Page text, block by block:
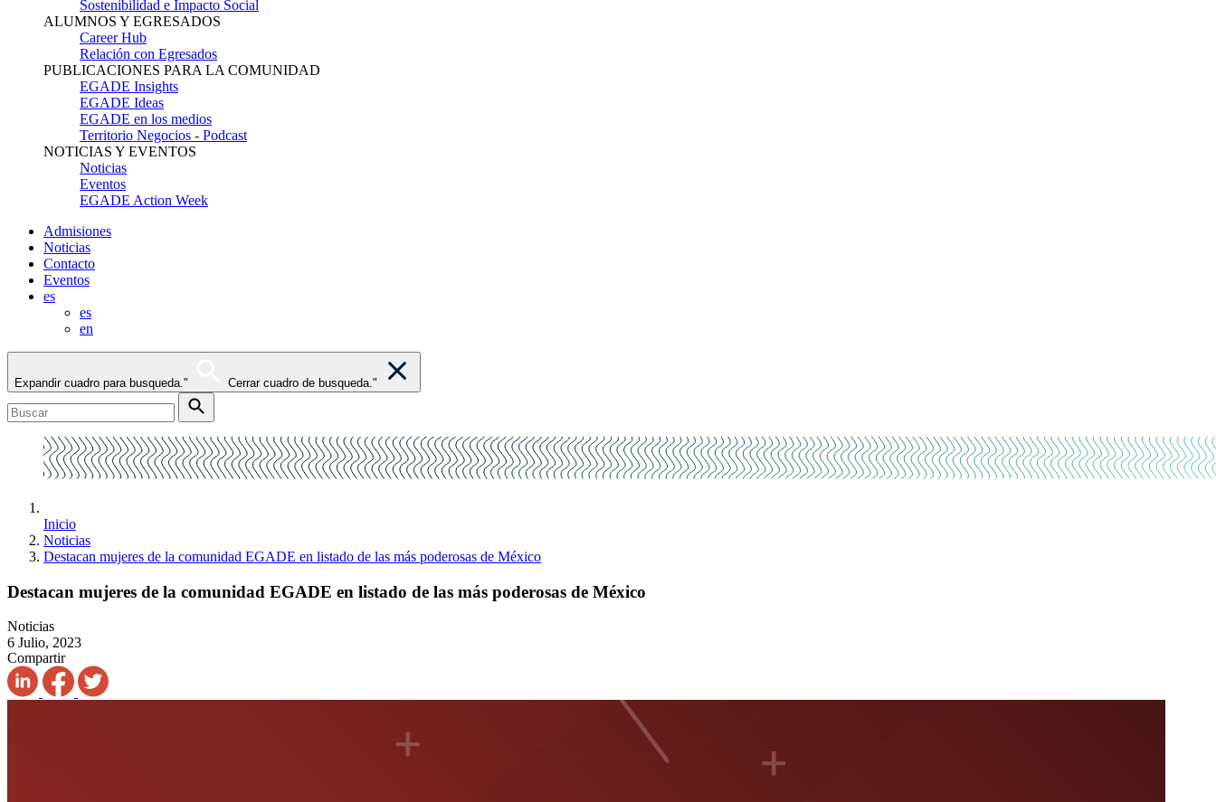
Sostenibilidad e Impacto Social
ALUMNOS Y EGRESADOS
Career Hub
Relación con Egresados
PUBLICACIONES PARA LA COMUNIDAD
EGADE Insights
EGADE Ideas
EGADE en los medios
Territorio Negocios - Podcast
NOTICIAS Y EVENTOS
Noticias
Eventos
EGADE Action Week
Admisiones
Noticias
Contacto
Eventos
es
es
en
Expandir cuadro para busqueda." Cerrar cuadro de busqueda."
Inicio
Noticias
Destacan mujeres de la comunidad EGADE en listado de las más poderosas de México
Destacan mujeres de la comunidad EGADE en listado de las más poderosas de México
Noticias
6 Julio, 2023
Compartir